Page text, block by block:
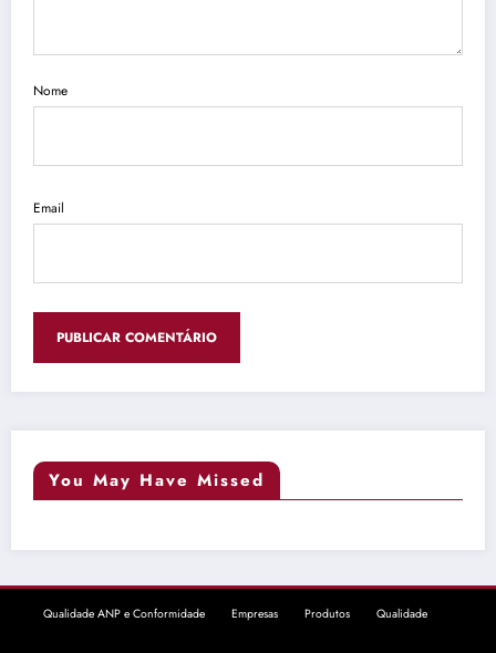
Nome
Email
You May Have Missed
Qualidade ANP e Conformidade Empresas Produtos Qualidade